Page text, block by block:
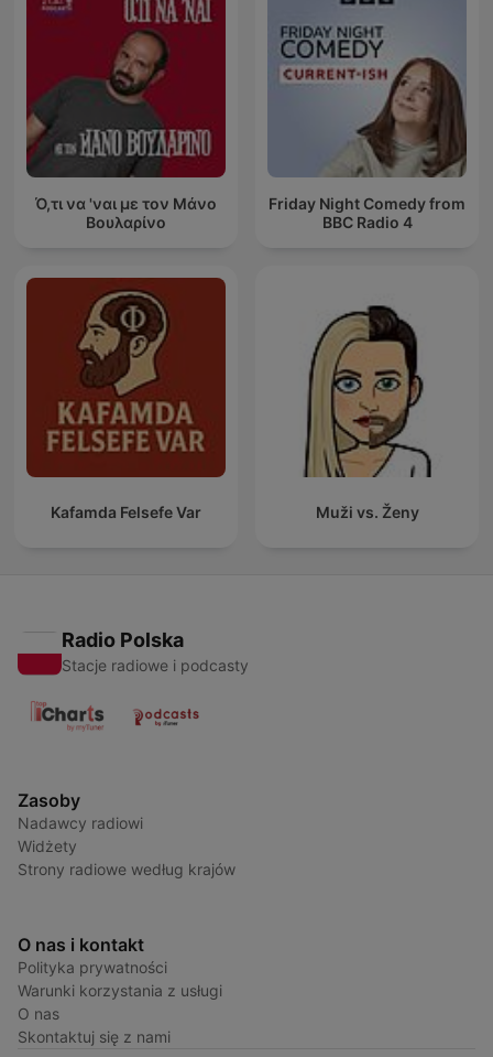
Ό,τι να 'ναι με τον Μάνο
Βουλαρίνο
Friday Night Comedy from
BBC Radio 4
Kafamda Felsefe Var Muži vs. Ženy
Radio Polska
Stacje radiowe i podcasty
Zasoby
Nadawcy radiowi
Widżety
Strony radiowe według krajów
O nas i kontakt
Polityka prywatności
Warunki korzystania z usługi
O nas
Skontaktuj się z nami